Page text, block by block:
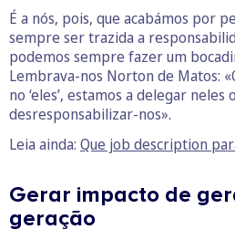
É a nós, pois, que acabámos por
sempre ser trazida a
podemos sempre fazer um
Lembrava-nos Norton de Matos:
no ‘eles’, estamos a delegar neles
desresponsabilizar-nos».
Leia ainda: Que job description
Gerar impacto de
geração